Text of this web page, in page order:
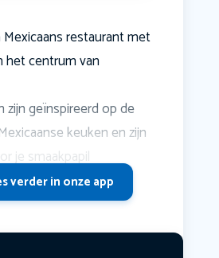
Mexicaans restaurant met
het centrum van
zijn geïnspireerd op de
keuken en zijn
je smaakpapil
verder in onze app